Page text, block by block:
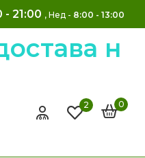
- 21:00 , Нед - 8:00 - 13:00
на
2 0